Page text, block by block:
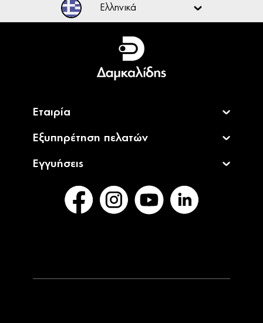
Ελληνικά
Ελληνικά
English
Εταιρία
Εξυπηρέτηση πελατών
Εγγυήσεις